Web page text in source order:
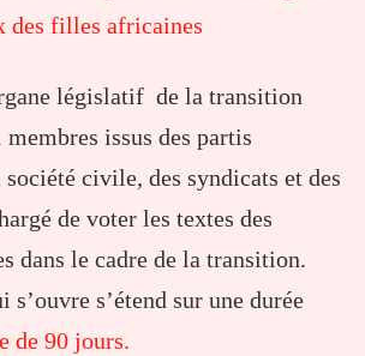
des filles africaines
législatif de la transition
membres issus des partis
civile, des syndicats et des
de voter les textes des
dans le cadre de la transition.
s’ouvre s’étend sur une durée
de 90 jours.